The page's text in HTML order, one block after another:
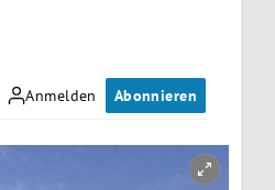
Anmelden Abonnieren